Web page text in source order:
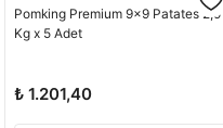
Pomking Premium 9x9 Patates 2,5
Kg x 5 Adet
₺ 1.201,40